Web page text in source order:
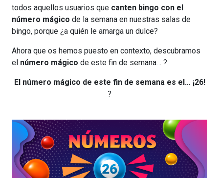
todos aquellos usuarios que canten bingo con el
número mágico de la semana en nuestras salas de
bingo, porque ¿a quién le amarga un dulce?
Ahora que os hemos puesto en contexto, descubramos
el número mágico de este fin de semana… ?
El número mágico de este fin de semana es el… ¡26!
?